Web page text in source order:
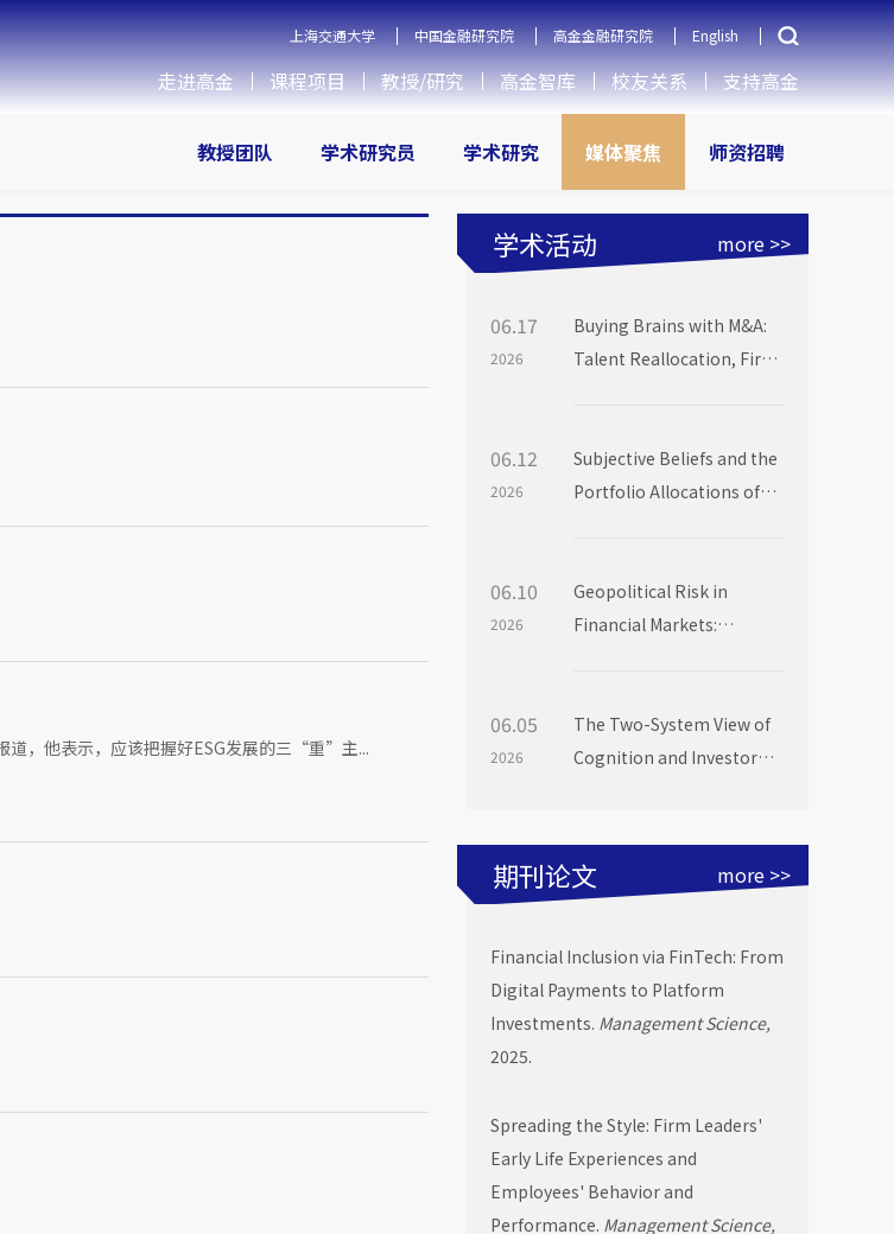
上海交通大学 中国金融研究院 高金金融研究院 English
走进高金 课程项目 教授/研究 高金智库 校友关系 支持高金
教授团队 学术研究员 学术研究 媒体聚焦 师资招聘
道，他表示，应该把握好ESG发展的三“重”主...
学术活动 more >>
06.17
2026
Buying Brains with M&A:
Talent Reallocation, Firm
06.12
2026
Subjective Beliefs and the
Portfolio Allocations of
06.10
2026
Geopolitical Risk in
Financial Markets:
06.05
2026
The Two-System View of
Cognition and Investor
期刊论文 more >>
Financial Inclusion via FinTech: From
Digital Payments to Platform
Investments. Management Science,
2025.
Spreading the Style: Firm Leaders'
Early Life Experiences and
Employees' Behavior and
Performance. Management Science,